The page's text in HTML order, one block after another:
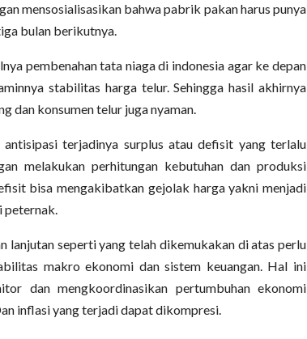
mensosialisasikan bahwa pabrik pakan harus punya
bulan berikutnya.
pembenahan tata niaga di indonesia agar ke depan
stabilitas harga telur. Sehingga hasil akhirnya
dan konsumen telur juga nyaman.
terjadinya surplus atau defisit yang terlalu
melakukan perhitungan kebutuhan dan produksi
bisa mengakibatkan gejolak harga yakni menjadi
peternak.
lanjutan seperti yang telah dikemukakan di atas perlu
makro ekonomi dan sistem keuangan. Hal ini
dan mengkoordinasikan pertumbuhan ekonomi
inflasi yang terjadi dapat dikompresi.